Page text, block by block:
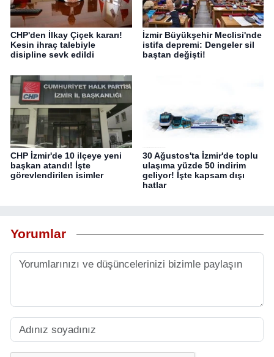
CHP'den İlkay Çiçek kararı!
Kesin ihraç talebiyle
disipline sevk edildi
İzmir Büyükşehir Meclisi'nde
istifa depremi: Dengeler sil
baştan değişti!
CHP İzmir'de 10 ilçeye yeni
başkan atandı! İşte
görevlendirilen isimler
30 Ağustos'ta İzmir'de toplu
ulaşıma yüzde 50 indirim
geliyor! İşte kapsam dışı
hatlar
Yorumlar